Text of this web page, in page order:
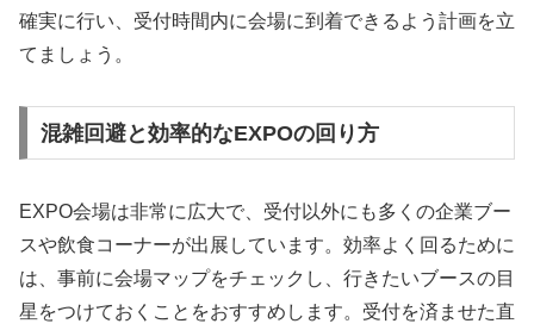
確実に行い、受付時間内に会場に到着できるよう計画を立
てましょう。
混雑回避と効率的なEXPOの回り方
EXPO会場は非常に広大で、受付以外にも多くの企業ブー
スや飲食コーナーが出展しています。効率よく回るために
は、事前に会場マップをチェックし、行きたいブースの目
星をつけておくことをおすすめします。受付を済ませた直